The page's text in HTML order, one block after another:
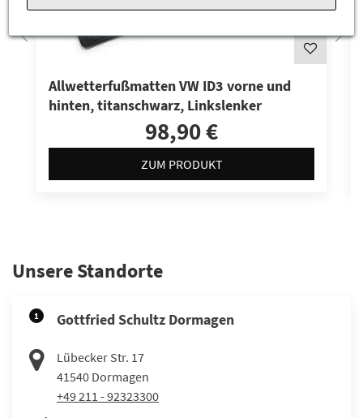
Allwetterfußmatten VW ID3 vorne und
hinten, titanschwarz, Linkslenker
98,90 €
ZUM PRODUKT
Unsere Standorte
1 Gottfried Schultz Dormagen
Lübecker Str. 17
41540 Dormagen
+49 211 - 92323300